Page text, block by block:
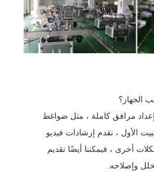
مرافق كاملة ، مثل ضواغط
الأول ، نقدم إرشادات فيديو
أخرى ، فيمكننا أيضًا تقديم
وإصلاحه.